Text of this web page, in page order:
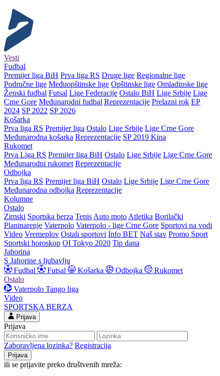
Vesti
Fudbal
Premijer liga BiH Prva liga RS Druge lige Regionalne lige
Područne lige Međuopštinske lige Opštinske lige Omladinske lige
Ženski fudbal Futsal Lige Federacije Ostalo BiH Lige Srbije Lige
Crne Gore Međunarodni fudbal Reprezentacije Prelazni rok EP
2024 SP 2022 SP 2026
Košarka
Prva liga RS Premijer liga Ostalo Lige Srbije Lige Crne Gore
Međunarodna košarka Reprezentacije SP 2019 Kina
Rukomet
Prva Liga RS Premijer liga BiH Ostalo Lige Srbije Lige Crne Gore
Međunarodni rukomet Reprezentacije
Odbojka
Prva liga RS Premijer liga BiH Ostalo Lige Srbije Lige Crne Gore
Međunarodna odbojka Reprezentacije
Kolumne
Ostalo
Zimski Sportska berza Tenis Auto moto Atletika Borilački
Planinarenje Vaterpolo Vaterpolo - lige Crne Gore Sportovi na vodi
Video Vremeplov Ostali sportovi Info BET Naš stav Promo Sport
Sportski horoskop OI Tokyo 2020 Tip dana
Jahorina
S Jahorine s ljubavlju
Fudbal
Futsal Košarka Odbojka
Rukomet
Ostalo
Vaterpolo Tango liga
Video
SPORTSKA BERZA
Prijava
Prijava
Zaboravljena lozinka? Registracija
ili se prijavite preko društvenih mreža: